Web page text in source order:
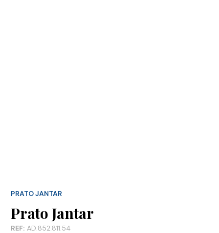
PRATO JANTAR
Prato Jantar
REF: AD.852.811.54